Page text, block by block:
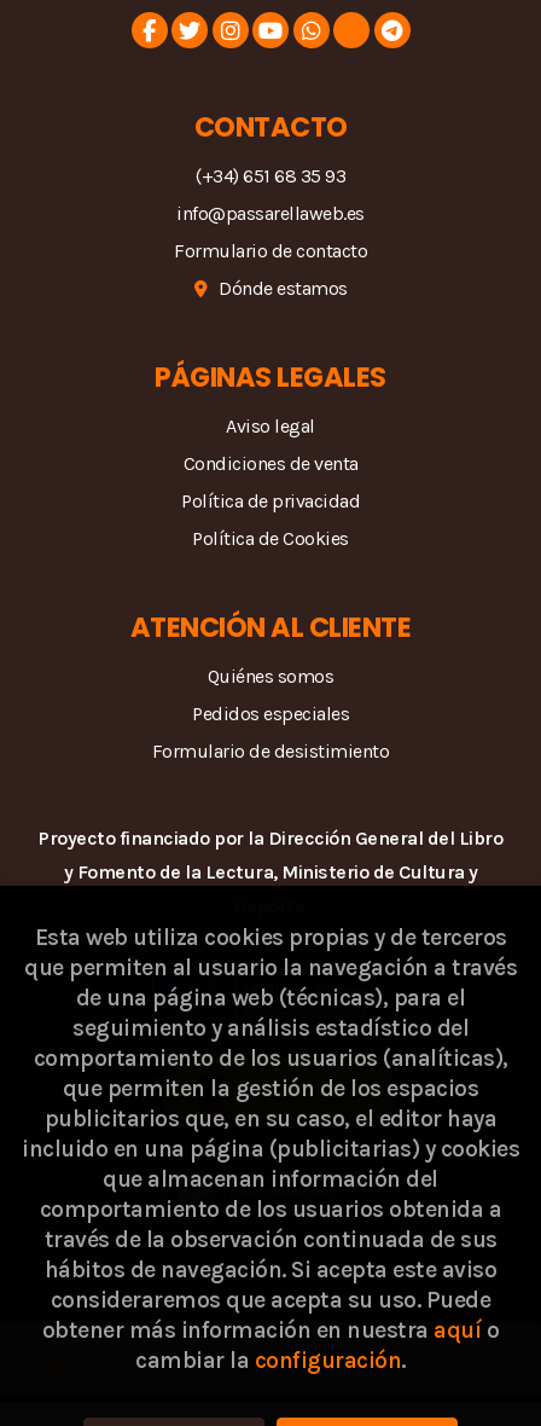
Consigue 1,21 €
CONTACTO
(+34) 651 68 35 93
info@passarellaweb.es
Formulario de contacto
Dónde estamos
PÁGINAS LEGALES
Aviso legal
Condiciones de venta
Política de privacidad
Política de Cookies
ATENCIÓN AL CLIENTE
Quiénes somos
Pedidos especiales
Formulario de desistimiento
Proyecto financiado por la Dirección General del Libro
y Fomento de la Lectura, Ministerio de Cultura y
2026 ©Passarella Store SL. Todos los Derechos
Reservados | Grupo Trevenque
Esta web utiliza cookies propias y de terceros
que permiten al usuario la navegación a través
de una página web (técnicas), para el
seguimiento y análisis estadístico del
comportamiento de los usuarios (analíticas),
que permiten la gestión de los espacios
publicitarios que, en su caso, el editor haya
incluido en una página (publicitarias) y cookies
que almacenan información del
comportamiento de los usuarios obtenida a
través de la observación continuada de sus
hábitos de navegación. Si acepta este aviso
consideraremos que acepta su uso. Puede
obtener más información en nuestra aquío
cambiar la configuración.